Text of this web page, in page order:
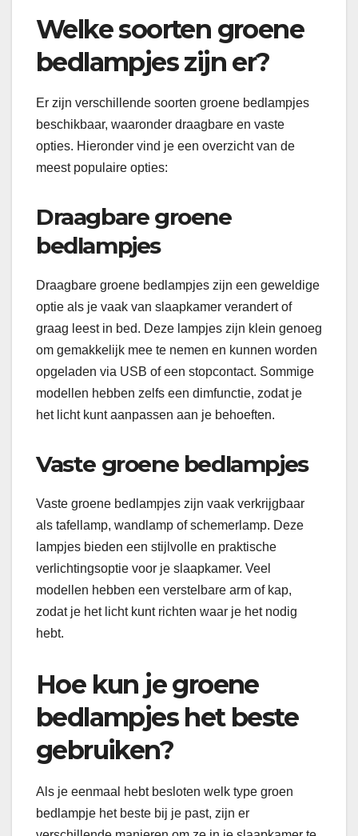
Welke soorten groene
bedlampjes zijn er?
Er zijn verschillende soorten groene bedlampjes
beschikbaar, waaronder draagbare en vaste
opties. Hieronder vind je een overzicht van de
meest populaire opties:
Draagbare groene
bedlampjes
Draagbare groene bedlampjes zijn een geweldige
optie als je vaak van slaapkamer verandert of
graag leest in bed. Deze lampjes zijn klein genoeg
om gemakkelijk mee te nemen en kunnen worden
opgeladen via USB of een stopcontact. Sommige
modellen hebben zelfs een dimfunctie, zodat je
het licht kunt aanpassen aan je behoeften.
Vaste groene bedlampjes
Vaste groene bedlampjes zijn vaak verkrijgbaar
als tafellamp, wandlamp of schemerlamp. Deze
lampjes bieden een stijlvolle en praktische
verlichtingsoptie voor je slaapkamer. Veel
modellen hebben een verstelbare arm of kap,
zodat je het licht kunt richten waar je het nodig
hebt.
Hoe kun je groene
bedlampjes het beste
gebruiken?
Als je eenmaal hebt besloten welk type groen
bedlampje het beste bij je past, zijn er